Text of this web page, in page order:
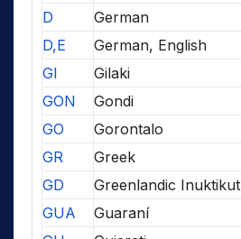
D
German
D,E
German, English
GI
Gilaki
GON
Gondi
GO
Gorontalo
GR
Greek
GD
Greenlandic Inuktikut
GUA
Guaraní